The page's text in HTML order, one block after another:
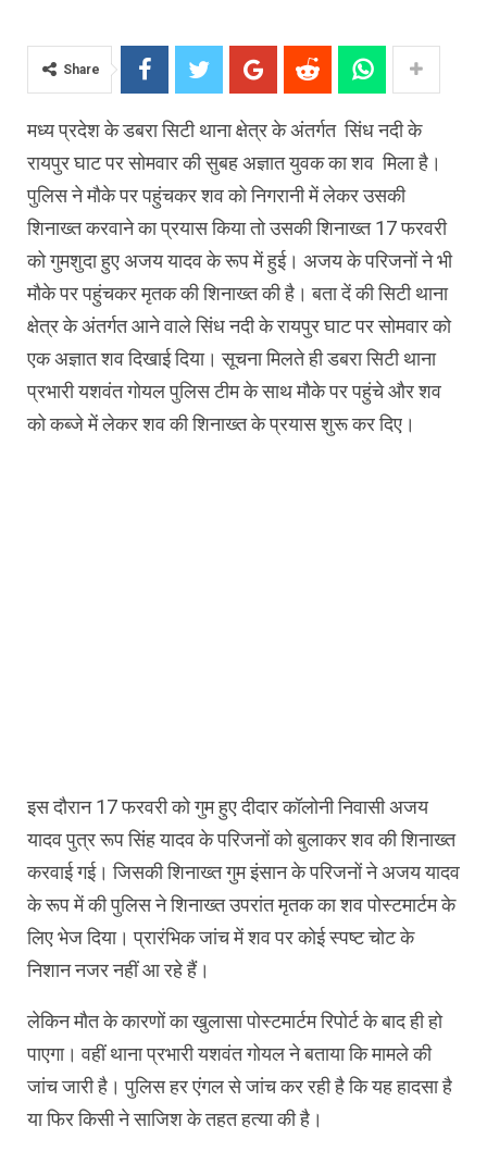
Share
मध्य प्रदेश के डबरा सिटी थाना क्षेत्र के अंतर्गत सिंध नदी के
रायपुर घाट पर सोमवार की सुबह अज्ञात युवक का शव मिला है।
पुलिस ने मौके पर पहुंचकर शव को निगरानी में लेकर उसकी
शिनाख्त करवाने का प्रयास किया तो उसकी शिनाख्त 17 फरवरी
को गुमशुदा हुए अजय यादव के रूप में हुई। अजय के परिजनों ने भी
मौके पर पहुंचकर मृतक की शिनाख्त की है। बता दें की सिटी थाना
क्षेत्र के अंतर्गत आने वाले सिंध नदी के रायपुर घाट पर सोमवार को
एक अज्ञात शव दिखाई दिया। सूचना मिलते ही डबरा सिटी थाना
प्रभारी यशवंत गोयल पुलिस टीम के साथ मौके पर पहुंचे और शव
को कब्जे में लेकर शव की शिनाख्त के प्रयास शुरू कर दिए।
इस दौरान 17 फरवरी को गुम हुए दीदार कॉलोनी निवासी अजय
यादव पुत्र रूप सिंह यादव के परिजनों को बुलाकर शव की शिनाख्त
करवाई गई। जिसकी शिनाख्त गुम इंसान के परिजनों ने अजय यादव
के रूप में की पुलिस ने शिनाख्त उपरांत मृतक का शव पोस्टमार्टम के
लिए भेज दिया। प्रारंभिक जांच में शव पर कोई स्पष्ट चोट के
निशान नजर नहीं आ रहे हैं।
लेकिन मौत के कारणों का खुलासा पोस्टमार्टम रिपोर्ट के बाद ही हो
पाएगा। वहीं थाना प्रभारी यशवंत गोयल ने बताया कि मामले की
जांच जारी है। पुलिस हर एंगल से जांच कर रही है कि यह हादसा है
या फिर किसी ने साजिश के तहत हत्या की है।